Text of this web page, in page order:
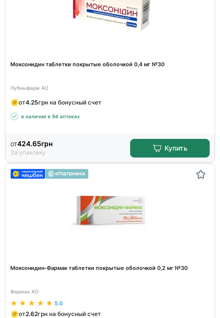
Моксонидин таблетки покрытые оболочкой 0,4 мг №30
Лубныфарм АО
от4.25грн на бонусный счет
в наличии в 94 аптеках
от424.65грн
За упаковку
Купить
Моксонидин-Фармак таблетки покрытые оболочкой 0,2 мг №30
Фармак АО
5.0
от2.62грн на бонусный счет